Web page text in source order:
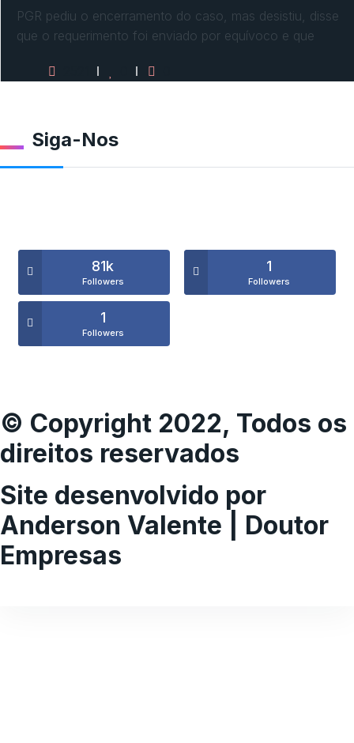
PGR pediu o encerramento do caso, mas desistiu, disse
que o requerimento foi enviado por equívoco e que
Siga-Nos
81k
Followers
1
Followers
1
Followers
© Copyright 2022, Todos os
direitos reservados
Site desenvolvido por
Anderson Valente | Doutor
Empresas